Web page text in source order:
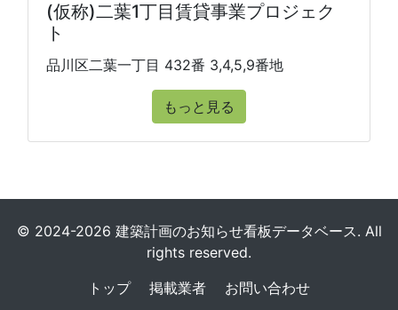
(仮称)二葉1丁目賃貸事業プロジェク
ト
品川区二葉一丁目 432番 3,4,5,9番地
もっと見る
© 2024-2026 建築計画のお知らせ看板データベース. All
rights reserved.
トップ
掲載業者 お問い合わせ